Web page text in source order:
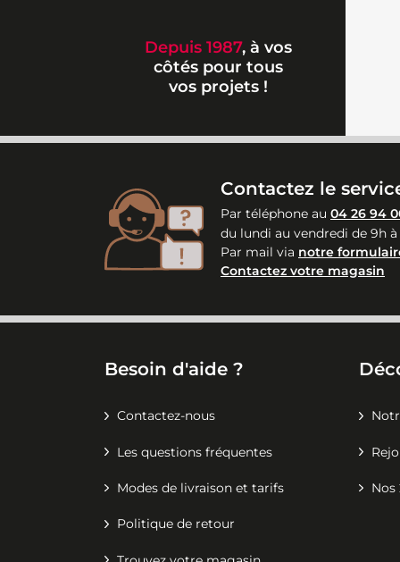
Depuis 1987, à vos
côtés pour tous
vos projets !
Contactez le
Par téléphone au 04 26 94
du lundi au vendredi de 9h à
Par mail via notre
Contactez votre magasin
Besoin d'aide ?
Contactez-nous
Les questions fréquentes
Modes de livraison et tarifs
Politique de retour
Nos